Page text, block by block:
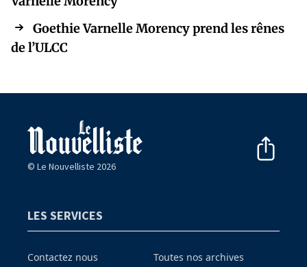
Goethie Varnelle Morency prend les rênes
de l’ULCC
© Le Nouvelliste 2026
LES SERVICES
Contactez nous
Toutes nos archives